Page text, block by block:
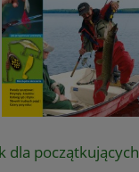
dla